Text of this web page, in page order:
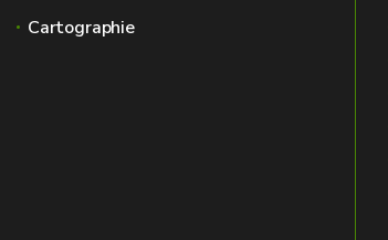
Cartographie